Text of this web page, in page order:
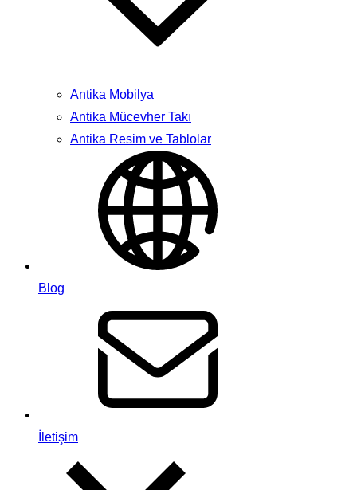
Antika Mobilya
Antika Mücevher Takı
Antika Resim ve Tablolar
Blog
İletişim